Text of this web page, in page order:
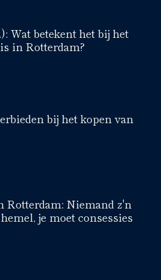
Wat betekent het bij het
in Rotterdam?
bij het kopen van
Rotterdam: Niemand z'n
je moet consessies